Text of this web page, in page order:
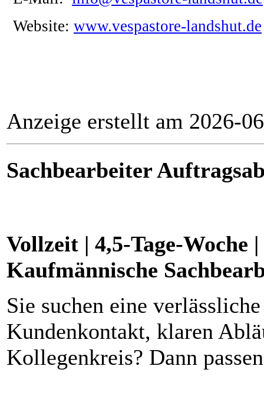
Website: www.vespastore-landshut.de
Anzeige erstellt am 2026-
Sachbearbeiter
Vollzeit | 4,5-Tage-Woche
Kaufmännische
Sie suchen eine
Kundenkontakt, klaren
Kollegenkreis? Dann